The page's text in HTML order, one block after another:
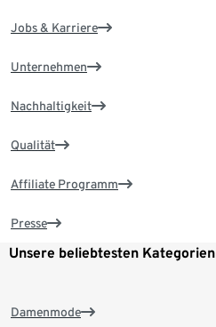
Jobs & Karriere
Unternehmen
Nachhaltigkeit
Qualität
Affiliate Programm
Presse
Unsere beliebtesten Kategorien
Damenmode